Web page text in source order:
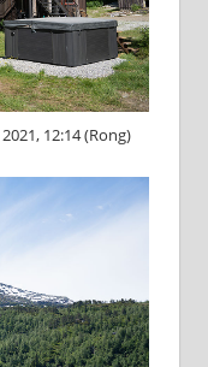
12:14 (Rong)